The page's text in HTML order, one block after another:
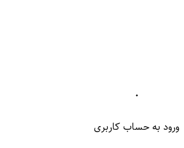
۰
ورود به حساب کاربری